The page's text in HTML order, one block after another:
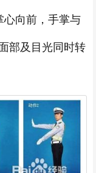
心向前，手掌与
部及目光同时转